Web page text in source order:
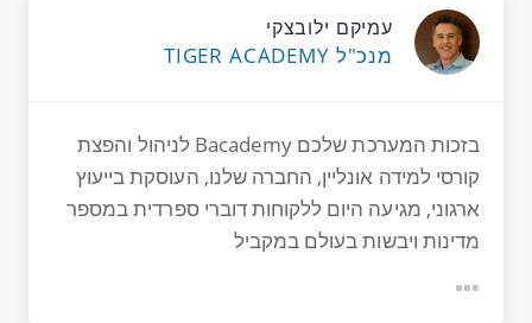
עמיקם ילובצקי
מנכ"ל TIGER ACADEMY
בזכות המערכת שלכם Bacademy לניהול והפצת
קורסי למידה אונליין, החברה שלנו, העוסקת בייעוץ
ארגוני, מגיעה היום ללקוחות דוברי ספרדית במספר
מדינות ויבשות בעולם במקביל